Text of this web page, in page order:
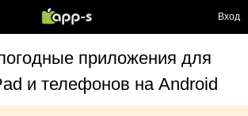
Вход
приложения для
и телефонов на Android